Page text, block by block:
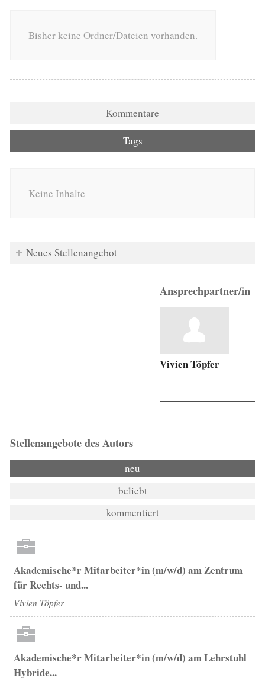
Bisher keine Ordner/Dateien vorhanden.
Kommentare
Tags
Keine Inhalte
Neues Stellenangebot
Ansprechpartner/in
Vivien Töpfer
Stellenangebote des Autors
neu
beliebt
kommentiert
Akademische*r Mitarbeiter*in (m/w/d) am Zentrum
für Rechts- und...
Vivien Töpfer
Akademische*r Mitarbeiter*in (m/w/d) am Lehrstuhl
Hybride...